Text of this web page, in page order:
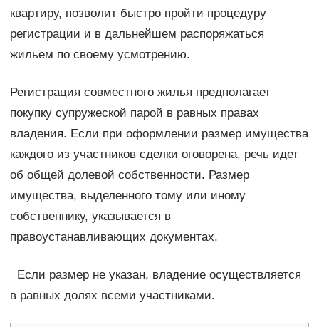
квартиру, позволит быстро пройти процедуру
регистрации и в дальнейшем распоряжаться
жильем по своему усмотрению.
Регистрация совместного жилья предполагает
покупку супружеской парой в равных правах
владения. Если при оформлении размер имущества
каждого из участников сделки оговорена, речь идет
об общей долевой собственности. Размер
имущества, выделенного тому или иному
собственнику, указывается в
правоустанавливающих документах.
Если размер не указан, владение осуществляется
в равных долях всеми участниками.